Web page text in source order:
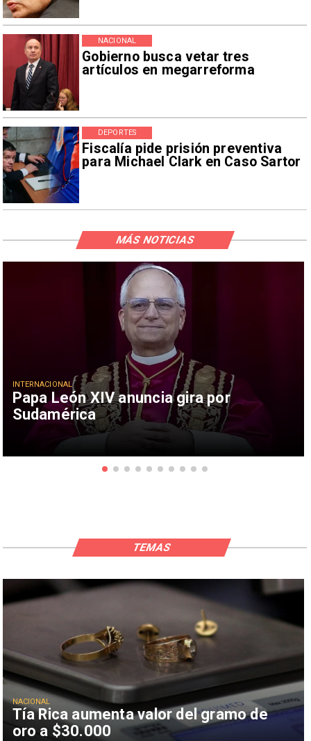
Gobierno busca vetar tres
artículos en megarreforma
NACIONAL
Fiscalía pide prisión preventiva
para Michael Clark en Caso Sartor
DEPORTES
Papa León XIV anuncia gira por
Sudamérica
INTERNACIONAL
MÁS NOTICIAS
Tía Rica aumenta valor del gramo de
oro a $30.000
NACIONAL
TEMAS